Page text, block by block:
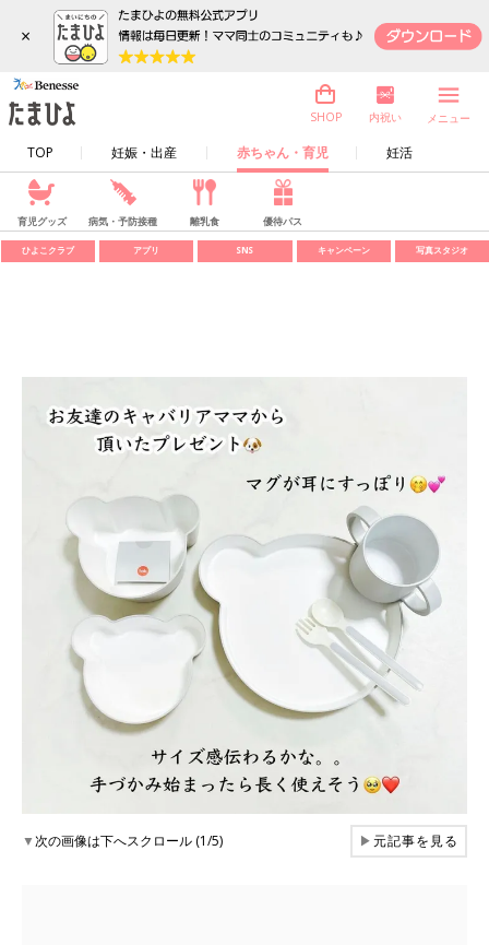
×
TOP 妊娠・出産 赤ちゃん・育児 妊活
SHOP 内祝い メニュー
育児グッズ 病気・予防接種 離乳食 優待パス
ひよこクラブ アプリ SNS キャンペーン 写真スタジオ
▼次の画像は下へスクロール (1/5) ▶元記事を見る